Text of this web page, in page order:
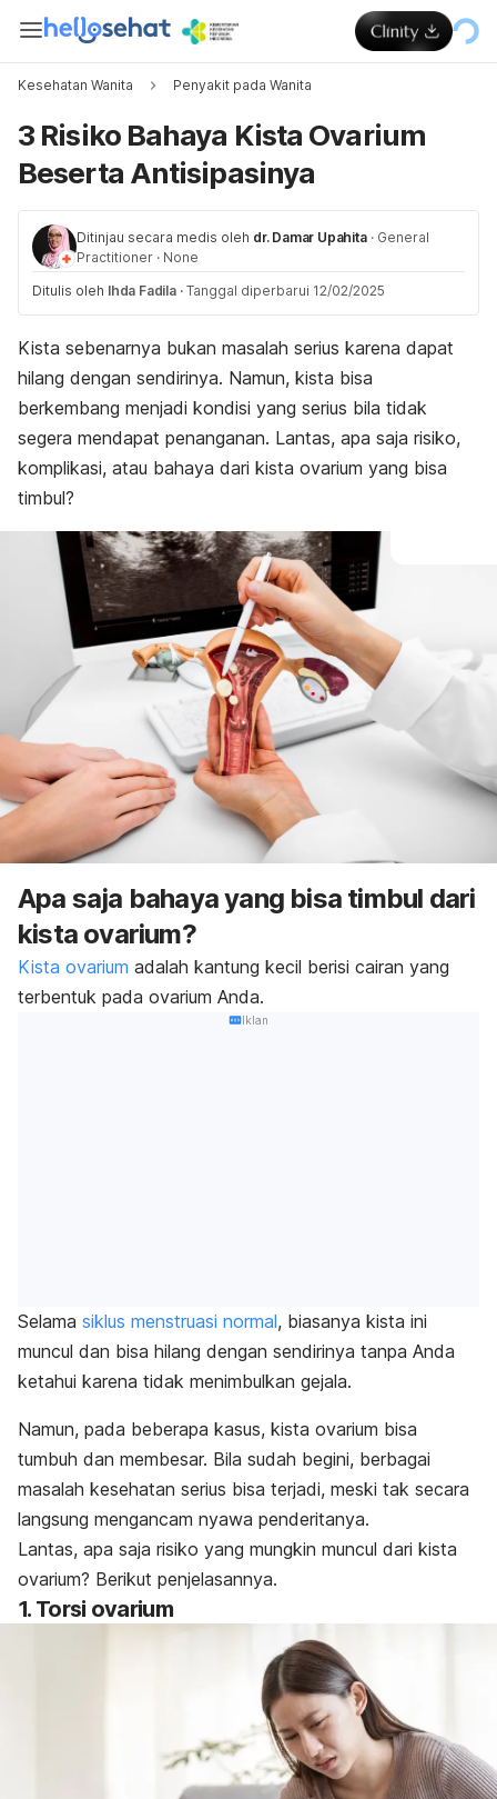
Kesehatan Wanita Penyakit pada Wanita
3 Risiko Bahaya Kista Ovarium
Beserta Antisipasinya
Ditinjau secara medis oleh dr. Damar Upahita · General
Practitioner · None
Ditulis oleh Ihda Fadila · Tanggal diperbarui 12/02/2025
Kista sebenarnya bukan masalah serius karena dapat
hilang dengan sendirinya. Namun, kista bisa
berkembang menjadi kondisi yang serius bila tidak
segera mendapat penanganan. Lantas, apa saja risiko,
komplikasi, atau bahaya dari kista ovarium yang bisa
timbul?
Apa saja bahaya yang bisa timbul dari
kista ovarium?
Kista ovarium adalah kantung kecil berisi cairan yang
terbentuk pada ovarium Anda.
Iklan
Selama siklus menstruasi normal, biasanya kista ini
muncul dan bisa hilang dengan sendirinya tanpa Anda
ketahui karena tidak menimbulkan gejala.
Namun, pada beberapa kasus, kista ovarium bisa
tumbuh dan membesar. Bila sudah begini, berbagai
masalah kesehatan serius bisa terjadi, meski tak secara
langsung mengancam nyawa penderitanya.
Lantas, apa saja risiko yang mungkin muncul dari kista
ovarium? Berikut penjelasannya.
1. Torsi ovarium